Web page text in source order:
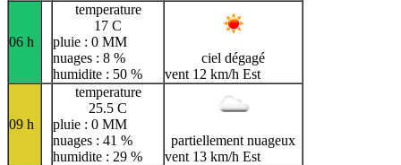
06 h
temperature
17 C
pluie : 0 MM
nuages : 8 %
humidite : 50 %
ciel dégagé
vent 12 km/h Est
09 h
temperature
25.5 C
pluie : 0 MM
nuages : 41 %
humidite : 29 %
partiellement nuageux
vent 13 km/h Est